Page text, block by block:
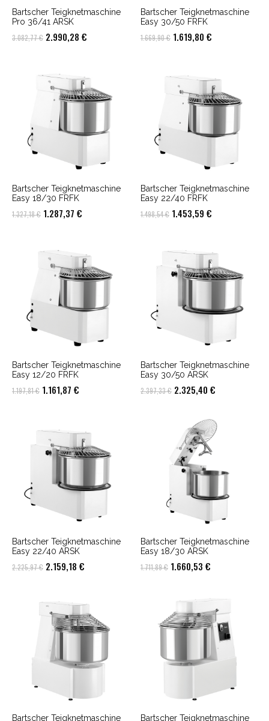
Bartscher Teigknetmaschine
Pro 36/41 ARSK
3.082,77€ Ursprünglicher
3.082,77 €
2.990,28 €
2.990,28 €.
Bartscher Teigknetmaschine
Easy 30/50 FRFK
1.669,90€ Ursprünglicher
1.669,90 €
1.619,80 €
1.619,80 €.
Bartscher Teigknetmaschine
Easy 18/30 FRFK
1.327,18€ Ursprünglicher
1.327,18 €
1.287,37 €
1.287,37 €.
Bartscher Teigknetmaschine
Easy 22/40 FRFK
1.498,54€ Ursprünglicher
1.498,54 €
1.453,59 €
1.453,59 €.
Bartscher Teigknetmaschine
Easy 12/20 FRFK
1.197,81€ Ursprünglicher
1.197,81 €
1.161,87 €
1.161,87 €.
Bartscher Teigknetmaschine
Easy 30/50 ARSK
2.397,33€ Ursprünglicher
2.397,33 €
2.325,40 €
ist:
2.325,40 €.
Bartscher Teigknetmaschine
Easy 22/40 ARSK
2.225,97€ Ursprünglicher
2.225,97 €
2.159,18 €
2.159,18 €.
Bartscher Teigknetmaschine
Easy 18/30 ARSK
1.711,89€ Ursprünglicher
1.711,89 €
1.660,53 €
1.660,53 €.
Bartscher Teigknetmaschine Bartscher Teigknetmaschine